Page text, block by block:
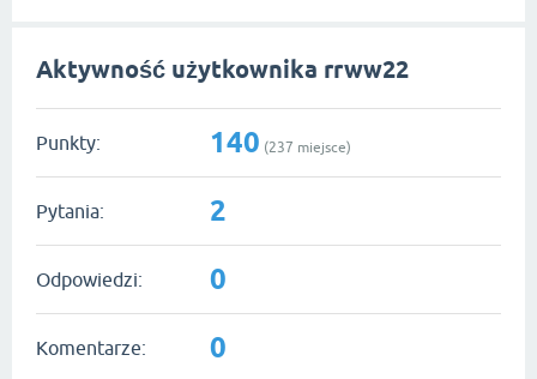
Aktywność użytkownika rrww22
Punkty: 140 (237 miejsce)
Pytania: 2
Odpowiedzi: 0
Komentarze: 0